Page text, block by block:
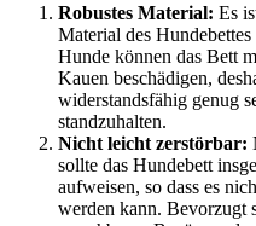
Robustes Material: Es
Material des
Hunde können das Bett
Kauen beschädigen,
widerstandsfähig genug
standzuhalten.
Nicht leicht zerstörbar:
sollte das Hundebett
aufweisen, so dass es
werden kann. Bevorzugt